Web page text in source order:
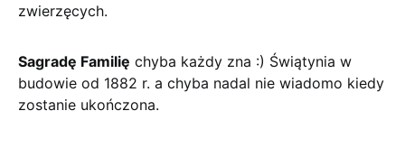
zwierzęcych.
Sagradę Familię chyba każdy zna :) Świątynia w
budowie od 1882 r. a chyba nadal nie wiadomo kiedy
zostanie ukończona.